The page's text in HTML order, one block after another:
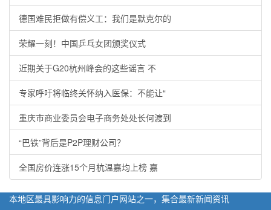
德国难民拒做有偿义工：我们是默克尔的
荣耀一刻！中国乒乓女团颁奖仪式
近期关于G20杭州峰会的这些谣言 不
专家呼吁将临终关怀纳入医保：不能让“
重庆市商业委员会电子商务处处长何渡到
“巴铁”背后是P2P理财公司？
全国房价连涨15个月杭温嘉均上榜 嘉
本地区最具影响力的信息门户网站之一，集合最新新闻资讯